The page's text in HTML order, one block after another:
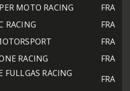
MOTO RACING
FRA
RACING
FRA
FRA
RACING
FRA
FULLGAS RACING
FRA